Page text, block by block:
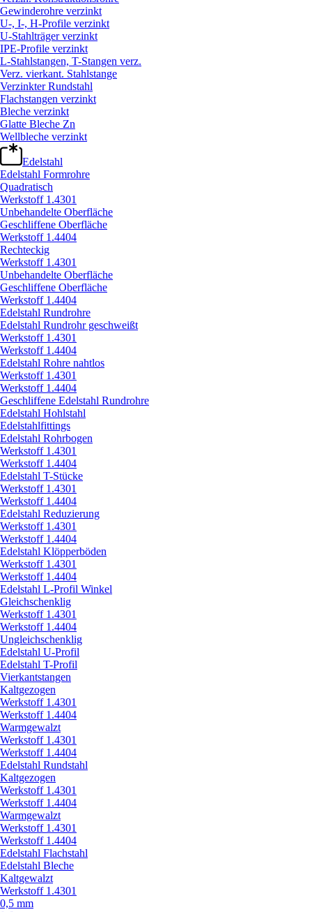
Gewinderohre verzinkt
U-, I-, H-Profile verzinkt
U-Stahlträger verzinkt
IPE-Profile verzinkt
L-Stahlstangen, T-Stangen verz.
Verz. vierkant. Stahlstange
Verzinkter Rundstahl
Flachstangen verzinkt
Bleche verzinkt
Glatte Bleche Zn
Wellbleche verzinkt
Edelstahl
Edelstahl Formrohre
Quadratisch
Werkstoff 1.4301
Unbehandelte Oberfläche
Geschliffene Oberfläche
Werkstoff 1.4404
Rechteckig
Werkstoff 1.4301
Unbehandelte Oberfläche
Geschliffene Oberfläche
Werkstoff 1.4404
Edelstahl Rundrohre
Edelstahl Rundrohr geschweißt
Werkstoff 1.4301
Werkstoff 1.4404
Edelstahl Rohre nahtlos
Werkstoff 1.4301
Werkstoff 1.4404
Geschliffene Edelstahl Rundrohre
Edelstahl Hohlstahl
Edelstahlfittings
Edelstahl Rohrbogen
Werkstoff 1.4301
Werkstoff 1.4404
Edelstahl T-Stücke
Werkstoff 1.4301
Werkstoff 1.4404
Edelstahl Reduzierung
Werkstoff 1.4301
Werkstoff 1.4404
Edelstahl Klöpperböden
Werkstoff 1.4301
Werkstoff 1.4404
Edelstahl L-Profil Winkel
Gleichschenklig
Werkstoff 1.4301
Werkstoff 1.4404
Ungleichschenklig
Edelstahl U-Profil
Edelstahl T-Profil
Vierkantstangen
Kaltgezogen
Werkstoff 1.4301
Werkstoff 1.4404
Warmgewalzt
Werkstoff 1.4301
Werkstoff 1.4404
Edelstahl Rundstahl
Kaltgezogen
Werkstoff 1.4301
Werkstoff 1.4404
Warmgewalzt
Werkstoff 1.4301
Werkstoff 1.4404
Edelstahl Flachstahl
Edelstahl Bleche
Kaltgewalzt
Werkstoff 1.4301
0,5 mm